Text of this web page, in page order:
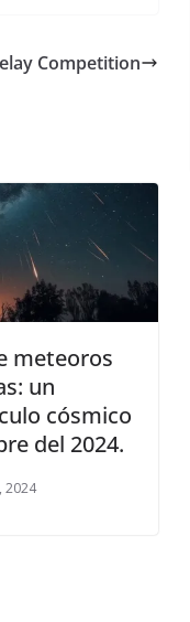
Competition
meteoros
un
cósmico
del 2024.
2024